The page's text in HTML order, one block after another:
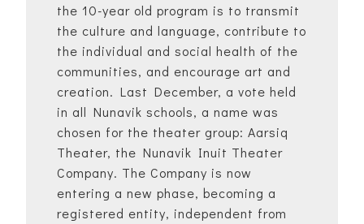
the 10-year old program is to transmit
the culture and language, contribute to
the individual and social health of the
communities, and encourage art and
creation. Last December, a vote held
in all Nunavik schools, a name was
chosen for the theater group: Aarsiq
Theater, the Nunavik Inuit Theater
Company. The Company is now
entering a new phase, becoming a
registered entity, independent from